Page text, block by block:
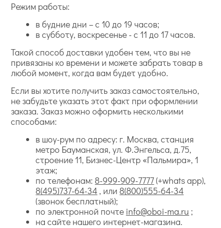
Режим работы:
в будние дни – с 10 до 19 часов;
в субботу, воскресенье - с 11 до 17 часов.
Такой способ доставки удобен тем, что вы не
привязаны ко времени и можете забрать товар в
любой момент, когда вам будет удобно.
Если вы хотите получить заказ самостоятельно,
не забудьте указать этот факт при оформлении
заказа. Заказ можно оформить несколькими
способами:
в шоу-рум по адресу: г. Москва, станция
метро Бауманская, ул. Ф.Энгельса, д.75,
строение 11, Бизнес-Центр «Пальмира», 1
этаж;
по телефонам: 8-999-909-7777(+whats app),
8(495)737-64-34 , или 8(800)555-64-34
(звонок бесплатный);
по электронной почте info@oboi-ma.ru ;
на сайте нашего интернет-магазина.